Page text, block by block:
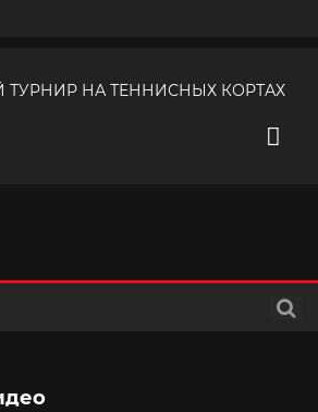
НА ТЕННИСНЫХ КОРТАХ